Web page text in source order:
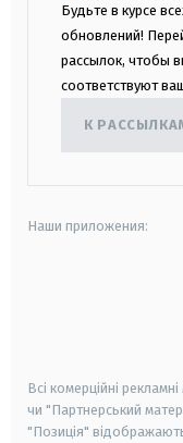
Будьте в курсе
обновлений!
рассылок, чтобы
соответствуют
К
Наши приложения:
Всі комерційні
чи "Партнерський
"Позиція"